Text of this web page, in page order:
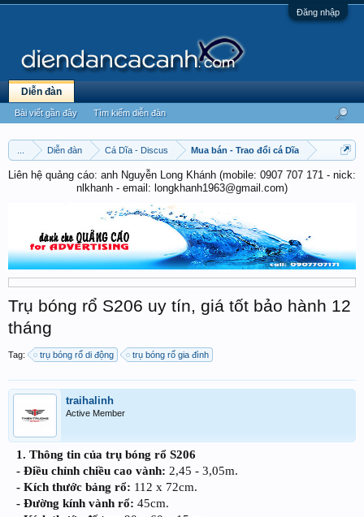
Đăng nhập
Diễn đàn Cá Dĩa - Discus Mua bán - Trao đổi cá Dĩa
Liên hệ quảng cáo: anh Nguyễn Long Khánh (mobile: 0907 707 171 - nick:
nlkhanh - email: longkhanh1963@gmail.com)
Trụ bóng rổ S206 uy tín, giá tốt bảo hành 12
tháng
Tag: trụ bóng rổ di động trụ bóng rổ gia đình
traihalinh
Active Member
1. Thông tin của trụ bóng rổ S206
- Điều chỉnh chiều cao vành: 2,45 - 3,05m.
- Kích thước bảng rổ: 112 x 72cm.
- Đường kính vành rổ: 45cm.
Diễn đàn
Bài viết gần đây Tìm kiếm diễn đàn